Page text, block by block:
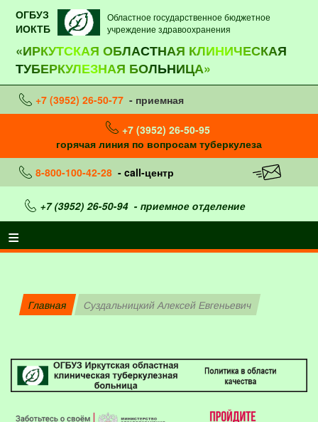
ОГБУЗ
ИОКТБ
Областное государственное бюджетное
учреждение здравоохранения
«ИРКУТСКАЯ ОБЛАСТНАЯ КЛИНИЧЕСКАЯ
ТУБЕРКУЛЕЗНАЯ БОЛЬНИЦА»
+7 (3952) 26-50-77 - приемная
+7 (3952) 26-50-95
горячая линия по вопросам туберкулеза
8-800-100-42-28 - call-центр
+7 (3952) 26-50-94- приемное отделение
Главная Суздальницкий Алексей Евгеньевич